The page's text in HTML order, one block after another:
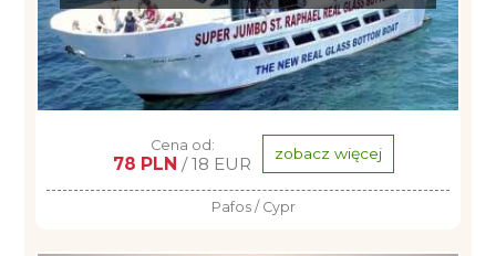
Cena od:
78 PLN / 18 EUR zobacz więcej
Pafos / Cypr